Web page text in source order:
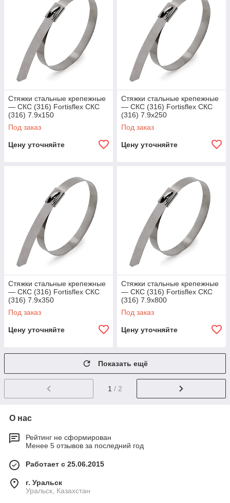
Стяжки стальные крепежные
— СКС (316) Fortisflex СКС
(316) 7.9х150
Под заказ
Цену уточняйте
Стяжки стальные крепежные
— СКС (316) Fortisflex СКС
(316) 7.9х250
Под заказ
Цену уточняйте
Стяжки стальные крепежные
— СКС (316) Fortisflex СКС
(316) 7.9х350
Под заказ
Цену уточняйте
Стяжки стальные крепежные
— СКС (316) Fortisflex СКС
(316) 7.9х800
Под заказ
Цену уточняйте
Показать ещё
1 / 2
О нас
Рейтинг не сформирован
Менее 5 отзывов за последний год
Работает с 25.06.2015
г. Уральск
Уральск, Казахстан